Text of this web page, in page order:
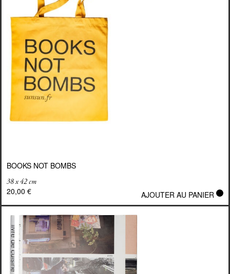
BOOKS NOT BOMBS
38 x 42 cm
20,00 € AJOUTER AU PANIER